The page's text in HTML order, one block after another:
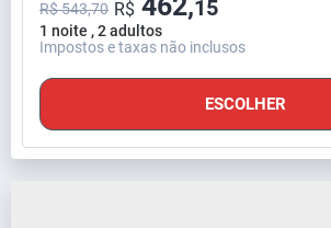
1 noite , 2 adultos
R$ 543,70 R$ 15
Impostos e taxas não inclusos
ESCOLHER